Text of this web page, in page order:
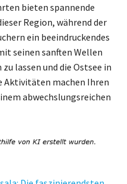
bieten spannende
Region, während der
ein beeindruckendes
seinen sanften Wellen
lassen und die Ostsee in
Aktivitäten machen Ihren
abwechslungsreichen